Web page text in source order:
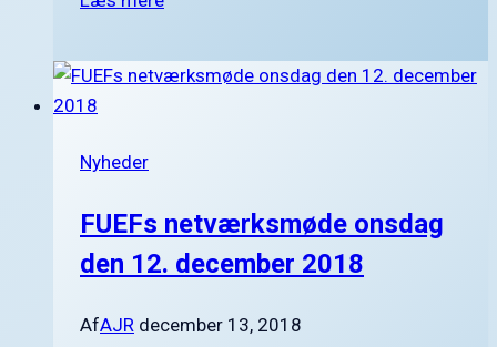
udvikle
Nyheder
FUEFs netværksmøde onsdag
den 12. december 2018
AfAJR december 13, 2018